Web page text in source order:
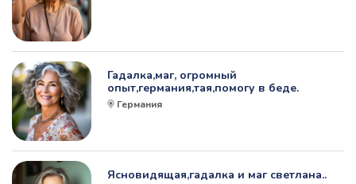
Гадалка,маг, огромный
опыт,германия,тая,помогу в беде.
Германия
Ясновидящая,гадалка и маг светлана..